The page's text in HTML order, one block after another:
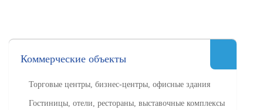
Коммерческие объекты
Торговые центры, бизнес-центры, офисные здания
Гостиницы, отели, рестораны, выставочные комплексы